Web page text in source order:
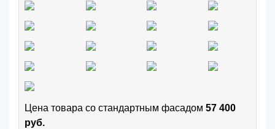
Цена товара cо стандартным фасадом 57 400
руб.